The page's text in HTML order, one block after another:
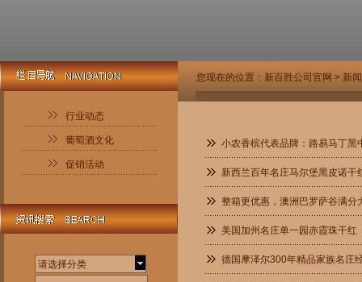
请选择分类
行业动态
葡萄酒文化
促销活动
您现在的位置： 新百胜公司官网 > 新
小农香槟代表品牌：路易马丁黑
新西兰百年名庄马尔堡黑皮诺干
整箱更优惠，澳洲巴罗萨谷满分
美国加州名庄单一园赤霞珠干红
德国摩泽尔300年精品家族名庄